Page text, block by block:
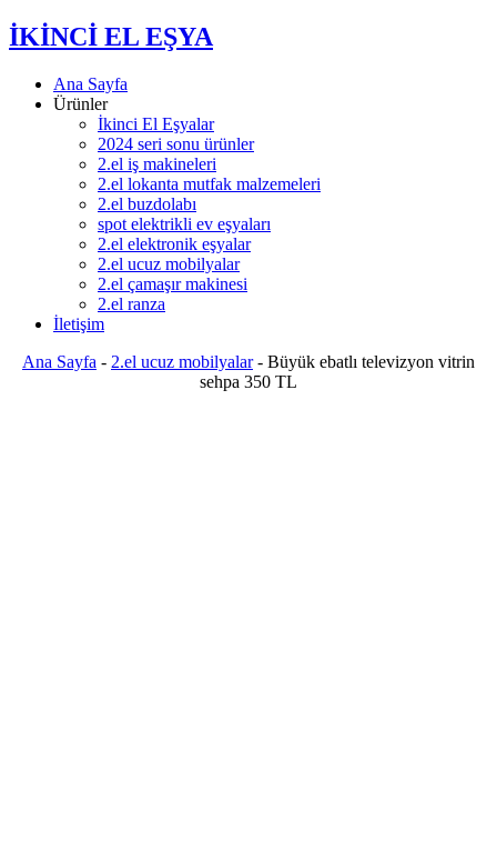
İKİNCİ EL EŞYA
Ana Sayfa
Ürünler
İkinci El Eşyalar
2024 seri sonu ürünler
2.el iş makineleri
2.el lokanta mutfak malzemeleri
2.el buzdolabı
spot elektrikli ev eşyaları
2.el elektronik eşyalar
2.el ucuz mobilyalar
2.el çamaşır makinesi
2.el ranza
İletişim
Ana Sayfa - 2.el ucuz mobilyalar- Büyük ebatlı televizyon vitrin
sehpa 350 TL